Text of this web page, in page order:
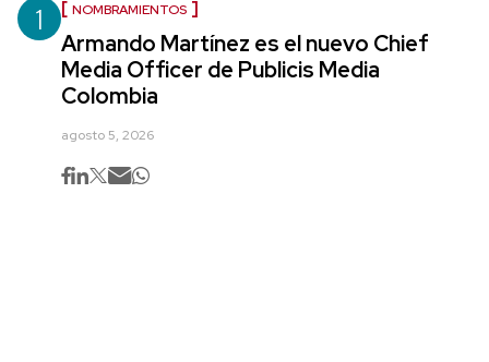
1 NOMBRAMIENTOS
Armando Martínez es el nuevo Chief
Media Officer de Publicis Media
Colombia
agosto 5, 2026